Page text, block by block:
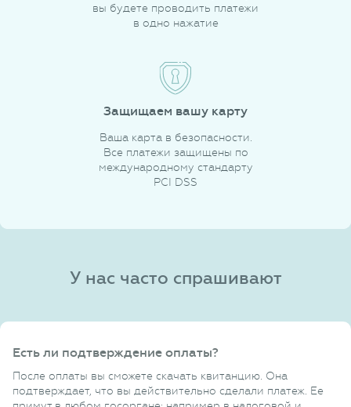
вы будете проводить платежи
в одно нажатие
Защищаем вашу карту
Ваша карта в безопасности.
Все платежи защищены по
международному стандарту
PCI DSS
У нас часто спрашивают
Есть ли подтверждение оплаты?
После оплаты вы сможете скачать квитанцию. Она
подтверждает, что вы действительно сделали платеж. Ее